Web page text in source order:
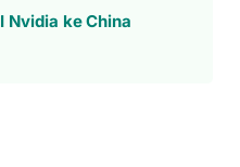
Nvidia ke China